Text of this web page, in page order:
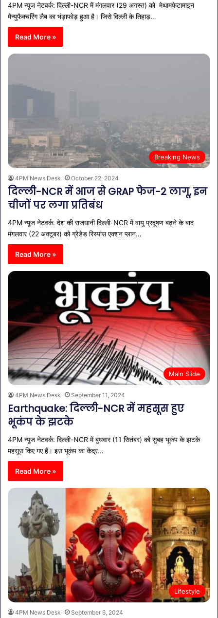
4PM न्यूज नेटवर्क: दिल्ली-NCR में मंगलवार (29 अगस्त) को मेथामफेटामाइन
मैन्युफैक्चरिंग लैब का भंड़ाफोड़ हुआ है। जिसे दिल्ली के तिहाड़…
Read More »
Breaking News
4PM News Desk October 22, 2024
दिल्ली-NCR में आज से GRAP फेज-2 लागू, इन
चीजों पर लगा प्रतिबंध
4PM न्यूज नेटवर्क: देश की राजधानी दिल्ली-NCR में वायु प्रदूषण बढ़ने के बाद
मंगलवार (22 अक्टूबर) को ग्रेडेड रिस्पांस एक्शन प्लान…
Read More »
Main Slide
4PM News Desk September 11, 2024
Earthquake: दिल्ली-NCR में महसूस हुए
भूकंप के झटके
4PM न्यूज नेटवर्क: दिल्ली-NCR में बुधवार (11 सितंबर) को सुबह भूकंप के झटके
महसूस किए गए हैं। इस भूकंप का केंद्र…
Read More »
Lifestyle
4PM News Desk September 6, 2024